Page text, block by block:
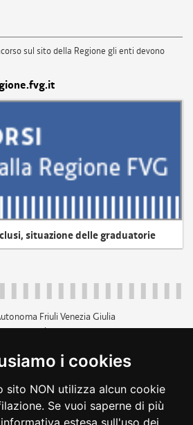
i cookies
sito NON utilizza alcun cookie
Se vuoi saperne di più
estesa sull'uso dei
sul sito della Regione gli enti devono
situazione delle graduatorie
Friuli Venezia Giulia
p.iva 00526040324
+39 040 3771111
trasparente
accessibilità
dichiarazione di